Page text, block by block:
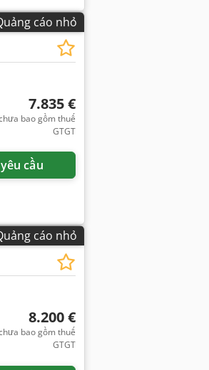
cáo nhỏ
7.835 €
bao gồm thuế
GTGT
cầu
cáo nhỏ
8.200 €
bao gồm thuế
GTGT